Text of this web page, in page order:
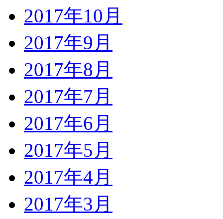
2017年10月
2017年9月
2017年8月
2017年7月
2017年6月
2017年5月
2017年4月
2017年3月